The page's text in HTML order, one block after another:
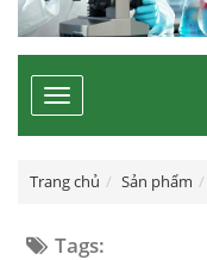
Toggle
navigation
Trang chủ Sản phẩm
Tags: